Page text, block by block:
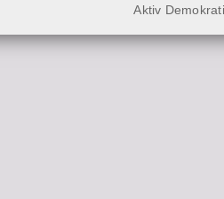
Aktiv Demokrati